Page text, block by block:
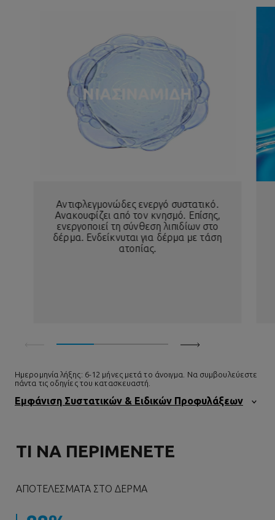
ΝΙΑΣΙΝΑΜΙΔΗ
Αντιφλεγμονώδες ενεργό συστατικό.
Ανακουφίζει από τον κνησμό. Επίσης,
ενεργοποιεί τη σύνθεση λιπιδίων στο
δέρμα. Ενδείκνυται για δέρμα με τάση
ατοπίας.
Ημερομηνία λήξης: 6-12 μήνες μετά το άνοιγμα. Να συμβουλεύεστε
πάντα τις οδηγίες του κατασκευαστή.
Εμφάνιση Συστατικών & Ειδικών Προφυλάξεων
ΤΙ ΝΑ ΠΕΡΙΜΕΝΕΤΕ
ΑΠΟΤΕΛΈΣΜΑΤΑ ΣΤΟ ΔΈΡΜΑ